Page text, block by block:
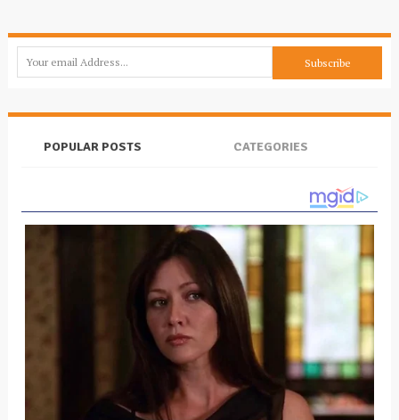
POPULAR POSTS CATEGORIES